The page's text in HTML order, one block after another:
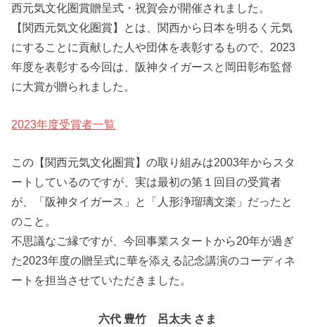
西元気文化圏賞贈呈式・祝賀会が開催されました。
【関西元気文化圏賞】とは、関西から日本を明るく元気
にすることに貢献した人や団体を表彰するもので、2023
年度を表彰する今回は、阪神タイガースと岡田彰布監督
に大賞が贈られました。
2023年度受賞者一覧
この【関西元気文化圏賞】の取り組みは2003年からスタ
ートしているのですが、実は最初の第１回目の受賞者
が、「阪神タイガース」と「人形浄瑠璃文楽」だったと
のこと。
不思議なご縁ですが、今回事業スタートから20年が過ぎ
た2023年度の贈呈式に華を添える記念講演のコーディネ
ートを担当させていただきました。
六代 豊竹 呂太夫 さま